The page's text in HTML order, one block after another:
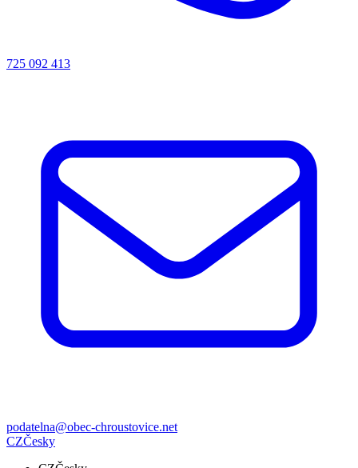
725 092 413
podatelna@obec-chroustovice.net
CZČesky